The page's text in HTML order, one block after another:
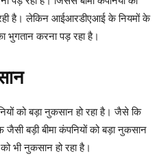
है। लेकिन आईआरडीएआई के नियमों के
भुगतान करना पड़ रहा है।
को बड़ा नुकसान हो रहा है। जैसे कि
बड़ी बीमा कंपनियों को बड़ा नुकसान
भी नुकसान हो रहा है।